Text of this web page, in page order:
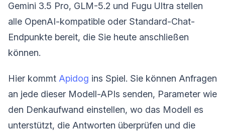
Gemini 3.5 Pro, GLM-5.2 und Fugu Ultra stellen
alle OpenAI-kompatible oder Standard-Chat-
Endpunkte bereit, die Sie heute anschließen
können.
Hier kommt Apidog ins Spiel. Sie können Anfragen
an jede dieser Modell-APIs senden, Parameter wie
den Denkaufwand einstellen, wo das Modell es
unterstützt, die Antworten überprüfen und die